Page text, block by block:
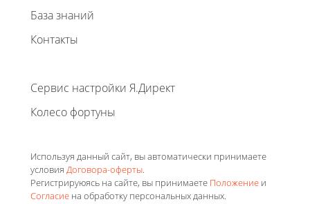
База знаний
Контакты
Сервис настройки Я.Директ
Колесо фортуны
Используя данный сайт, вы автоматически принимаете
условия Договора-оферты.
Регистрируюясь на сайте, вы принимаете Положение и
Согласие на обработку персональных данных.